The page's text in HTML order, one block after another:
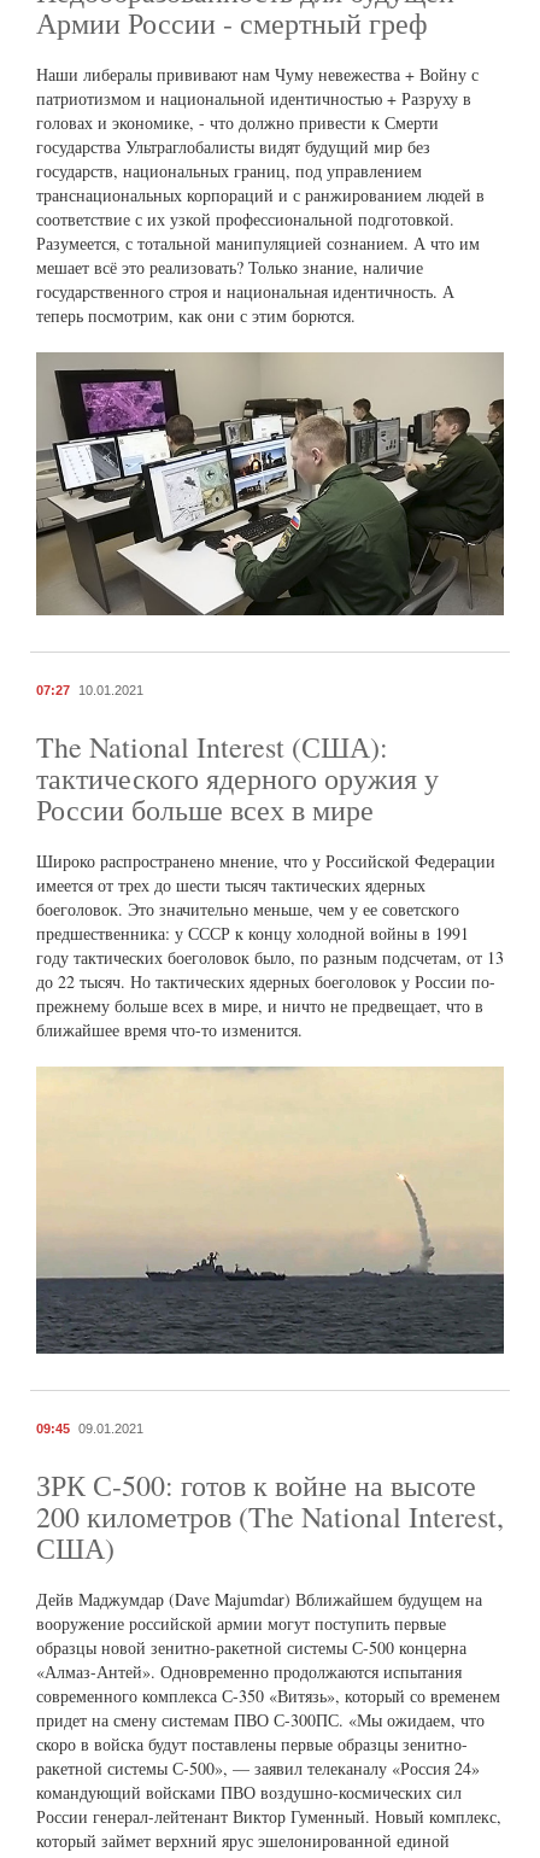
Армии России - смертный греф
Наши либералы прививают нам Чуму невежества + Войну с
патриотизмом и национальной идентичностью + Разруху в
головах и экономике, - что должно привести к Смерти
государства Ультраглобалисты видят будущий мир без
государств, национальных границ, под управлением
транснациональных корпораций и с ранжированием людей в
соответствие с их узкой профессиональной подготовкой.
Разумеется, с тотальной манипуляцией сознанием. А что им
мешает всё это реализовать? Только знание, наличие
государственного строя и национальная идентичность. А
теперь посмотрим, как они с этим борются.
07:27 10.01.2021
The National Interest (США):
тактического ядерного оружия у
России больше всех в мире
Широко распространено мнение, что у Российской Федерации
имеется от трех до шести тысяч тактических ядерных
боеголовок. Это значительно меньше, чем у ее советского
предшественника: у СССР к концу холодной войны в 1991
году тактических боеголовок было, по разным подсчетам, от 13
до 22 тысяч. Но тактических ядерных боеголовок у России по-
прежнему больше всех в мире, и ничто не предвещает, что в
ближайшее время что-то изменится.
09:45 09.01.2021
ЗРК С-500: готов к войне на высоте
200 километров (The National Interest,
США)
Дейв Маджумдар (Dave Majumdar) Вближайшем будущем на
вооружение российской армии могут поступить первые
образцы новой зенитно-ракетной системы С-500 концерна
«Алмаз-Антей». Одновременно продолжаются испытания
современного комплекса С-350 «Витязь», который со временем
придет на смену системам ПВО С-300ПС. «Мы ожидаем, что
скоро в войска будут поставлены первые образцы зенитно-
ракетной системы С-500», — заявил телеканалу «Россия 24»
командующий войсками ПВО воздушно-космических сил
России генерал-лейтенант Виктор Гуменный. Новый комплекс,
который займет верхний ярус эшелонированной единой